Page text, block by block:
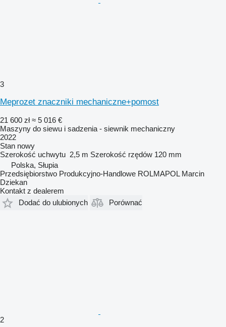
3
Meprozet znaczniki mechaniczne+pomost
21 600 zł ≈ 5 016 €
Maszyny do siewu i sadzenia - siewnik mechaniczny
2022
Stan nowy
Szerokość uchwytu 2,5 m Szerokość rzędów 120 mm
Polska, Słupia
Przedsiębiorstwo Produkcyjno-Handlowe ROLMAPOL Marcin
Dziekan
Kontakt z dealerem
Dodać do ulubionych
Porównać
2